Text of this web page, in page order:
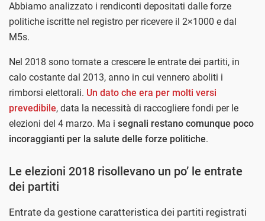
Abbiamo analizzato i rendiconti depositati dalle forze
politiche iscritte nel registro per ricevere il 2×1000 e dal
M5s.
Nel 2018 sono tornate a crescere le entrate dei partiti, in
calo costante dal 2013, anno in cui vennero aboliti i
rimborsi elettorali. Un dato che era per molti versi
prevedibile, data la necessità di raccogliere fondi per le
elezioni del 4 marzo. Ma i segnali restano comunque poco
incoraggianti per la salute delle forze politiche.
Le elezioni 2018 risollevano un po’ le entrate
dei partiti
Entrate da gestione caratteristica dei partiti registrati